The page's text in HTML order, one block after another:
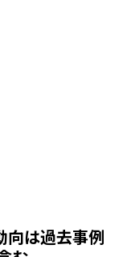
向は過去事例